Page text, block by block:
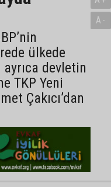
ülkede
ayrıca devletin
TKP Yeni
Çakıcı’dan
A-